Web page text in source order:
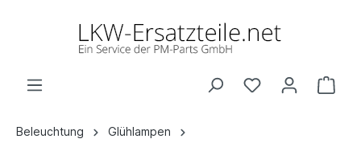
Beleuchtung
Glühlampen